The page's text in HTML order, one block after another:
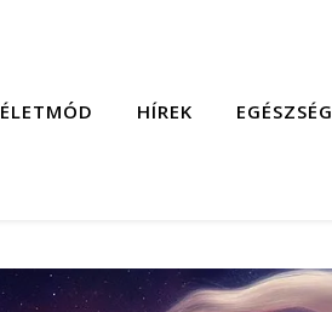
ÉLETMÓD HÍREK EGÉSZSÉG